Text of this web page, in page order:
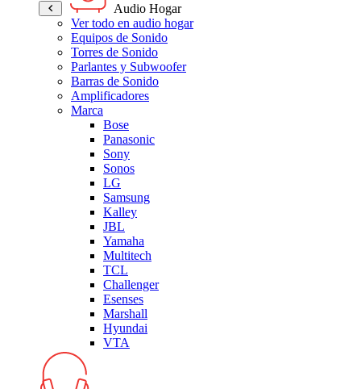
Audio Hogar
Ver todo en audio hogar
Equipos de Sonido
Torres de Sonido
Parlantes y Subwoofer
Barras de Sonido
Amplificadores
Marca
Bose
Panasonic
Sony
Sonos
LG
Samsung
Kalley
JBL
Yamaha
Multitech
TCL
Challenger
Esenses
Marshall
Hyundai
VTA